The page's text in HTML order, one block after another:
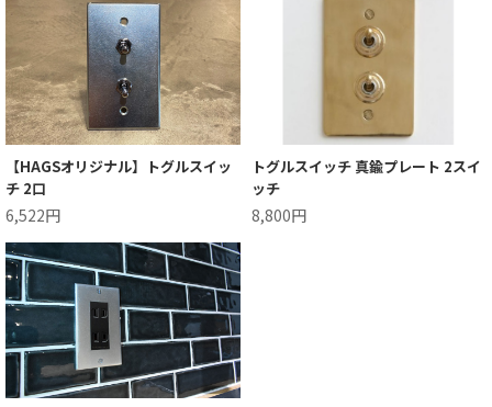
【HAGSオリジナル】トグルスイッ
チ 2口
6,522円
トグルスイッチ 真鍮プレート 2スイ
ッチ
8,800円